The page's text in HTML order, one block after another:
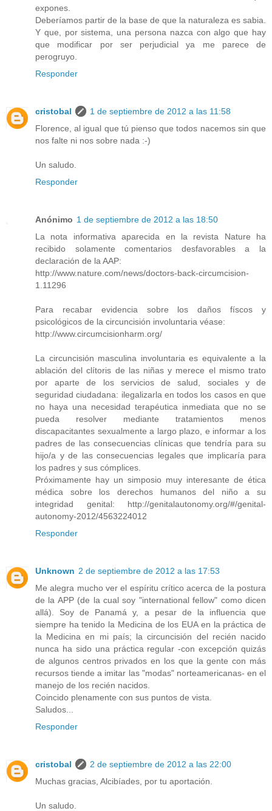
expones.
Deberíamos partir de la base de que la naturaleza es sabia.
Y que, por sistema, una persona nazca con algo que hay
que modificar por ser perjudicial ya me parece de
perogruyo.
Responder
cristobal
1 de septiembre de 2012 a las 11:58
Florence, al igual que tú pienso que todos nacemos sin que
nos falte ni nos sobre nada :-)
Un saludo.
Responder
Anónimo 1 de septiembre de 2012 a las 18:50
La nota informativa aparecida en la revista Nature ha
recibido solamente comentarios desfavorables a la
declaración de la AAP:
http://www.nature.com/news/doctors-back-circumcision-
1.11296
Para recabar evidencia sobre los daños físcos y
psicológicos de la circuncisión involuntaria véase:
http://www.circumcisionharm.org/
La circuncisión masculina involuntaria es equivalente a la
ablación del clítoris de las niñas y merece el mismo trato
por aparte de los servicios de salud, sociales y de
seguridad ciudadana: ilegalizarla en todos los casos en que
no haya una necesidad terapéutica inmediata que no se
pueda resolver mediante tratamientos menos
discapacitantes sexualmente a largo plazo, e informar a los
padres de las consecuencias clínicas que tendría para su
hijo/a y de las consecuencias legales que implicaría para
los padres y sus cómplices.
Próximamente hay un simposio muy interesante de ética
médica sobre los derechos humanos del niño a su
integridad genital: http://genitalautonomy.org/#/genital-
autonomy-2012/4563224012
Responder
Unknown 2 de septiembre de 2012 a las 17:53
Me alegra mucho ver el espíritu crítico acerca de la postura
de la APP (de la cual soy "international fellow" como dicen
allá). Soy de Panamá y, a pesar de la influencia que
siempre ha tenido la Medicina de los EUA en la práctica de
la Medicina en mi país; la circuncisión del recién nacido
nunca ha sido una práctica regular -con excepción quizás
de algunos centros privados en los que la gente con más
recursos tiende a imitar las "modas" norteamericanas- en el
manejo de los recién nacidos.
Coincido plenamente con sus puntos de vista.
Saludos...
Responder
cristobal
2 de septiembre de 2012 a las 22:00
Muchas gracias, Alcibíades, por tu aportación.
Un saludo.